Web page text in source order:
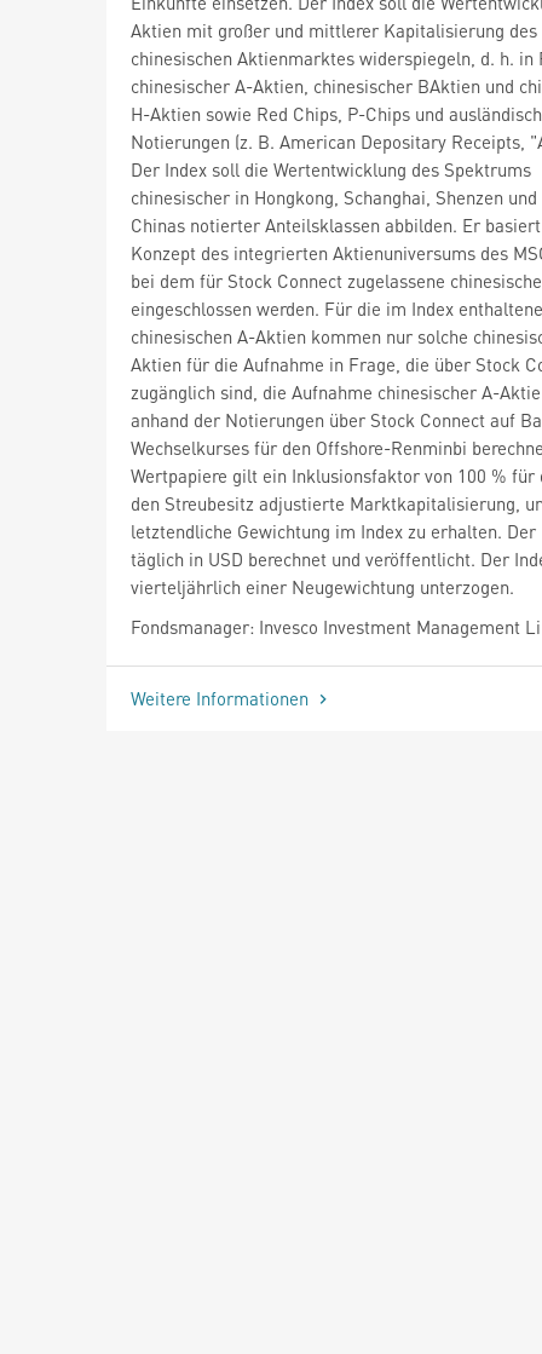
Aktien mit großer und mittlerer Kapitalisierung des
chinesischen Aktienmarktes widerspiegeln, d. h. in
chinesischer A-Aktien, chinesischer BAktien und
H-Aktien sowie Red Chips, P-Chips und
Notierungen (z. B. American Depositary Receipts,
Der Index soll die Wertentwicklung des Spektrums
chinesischer in Hongkong, Schanghai, Shenzen
Chinas notierter Anteilsklassen abbilden. Er
Konzept des integrierten Aktienuniversums des
bei dem für Stock Connect zugelassene
eingeschlossen werden. Für die im Index
chinesischen A-Aktien kommen nur solche
Aktien für die Aufnahme in Frage, die über Stock
zugänglich sind, die Aufnahme chinesischer A-
anhand der Notierungen über Stock Connect auf
Wechselkurses für den Offshore-Renminbi
Wertpapiere gilt ein Inklusionsfaktor von 100 % für
den Streubesitz adjustierte Marktkapitalisierung,
letztendliche Gewichtung im Index zu erhalten. Der
täglich in USD berechnet und veröffentlicht. Der
vierteljährlich einer Neugewichtung unterzogen.
Fondsmanager: Invesco Investment Management
Weitere Informationen